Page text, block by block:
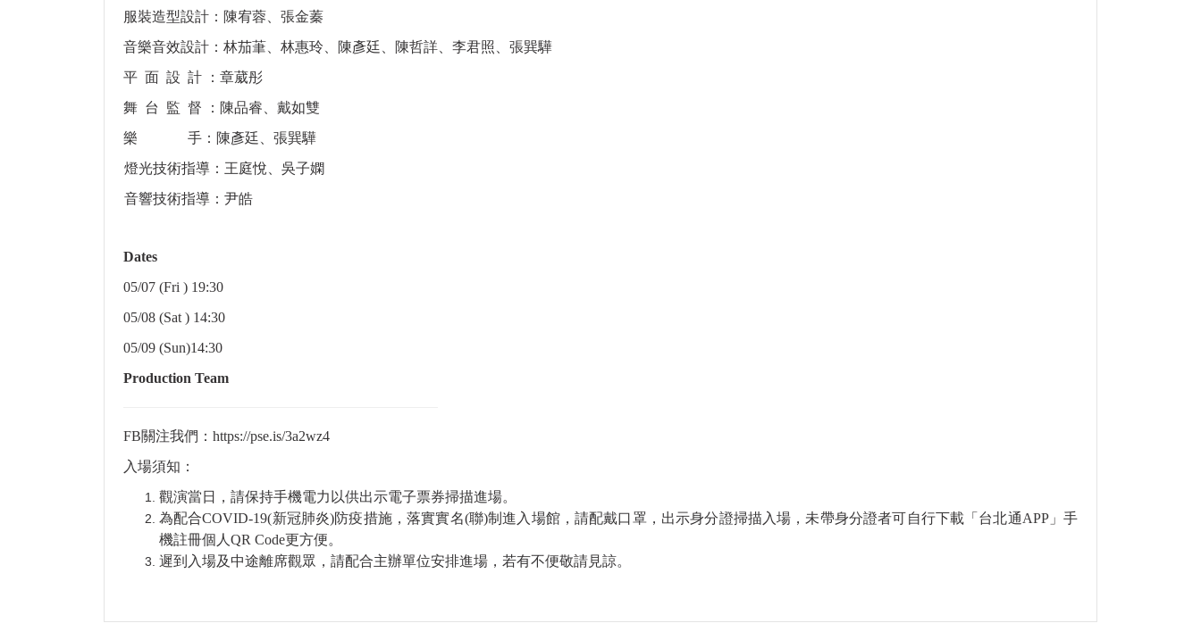
服裝造型設計：陳宥蓉、張金蓁
音樂音效設計：林茄茟、林惠玲、陳彥廷、陳哲詳、李君照、張巽驊
平 面 設 計 ：章葳彤
舞 台 監 督 ：陳品睿、戴如雙
樂 手：陳彥廷、張巽驊
燈光技術指導：王庭悅、吳子嫻
音響技術指導：尹皓
Dates
05/07 (Fri ) 19:30
05/08 (Sat ) 14:30
05/09 (Sun)14:30
Production Team
FB關注我們： https://pse.is/3a2wz4
入場須知：
觀演當日，請保持手機電力以供出示電子票券掃描進場。
為配合COVID-19(新冠肺炎)防疫措施，落實實名(聯)制進入場館，請配戴口罩，出示身分證掃描入場，未帶身分證者可自行下載「台北通APP」手
機註冊個人QR Code更方便。
遲到入場及中途離席觀眾，請配合主辦單位安排進場，若有不便敬請見諒。